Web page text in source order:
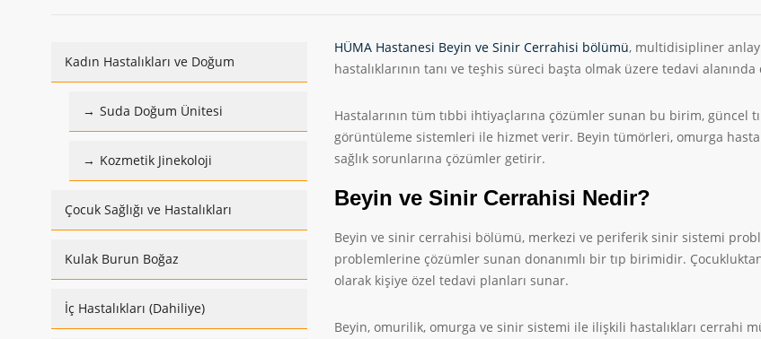
Kadın Hastalıkları ve Doğum
Suda Doğum Ünitesi
Kozmetik Jinekoloji
Çocuk Sağlığı ve Hastalıkları
Kulak Burun Boğaz
İç Hastalıkları (Dahiliye)
HÜMA Hastanesi Beyin ve Sinir Cerrahisi bölümü, multidisipliner
hastalıklarının tanı ve teşhis süreci başta olmak üzere tedavi
Hastalarının tüm tıbbi ihtiyaçlarına çözümler sunan bu birim, güncel
görüntüleme sistemleri ile hizmet verir. Beyin tümörleri, omurga
sağlık sorunlarına çözümler getirir.
Beyin ve Sinir Cerrahisi Nedir?
Beyin ve sinir cerrahisi bölümü, merkezi ve periferik sinir sistemi
problemlerine çözümler sunan donanımlı bir tıp birimidir.
olarak kişiye özel tedavi planları sunar.
Beyin, omurilik, omurga ve sinir sistemi ile ilişkili hastalıkları cerrahi